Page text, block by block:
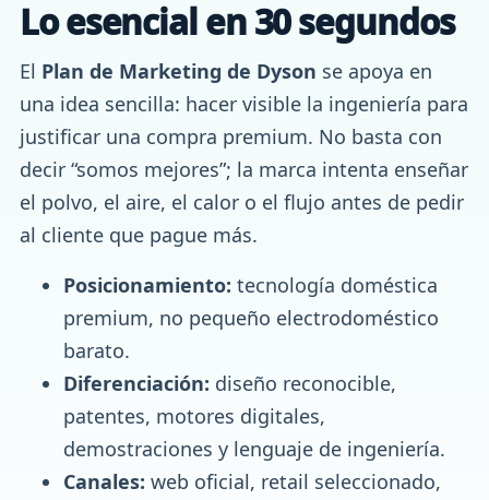
Lo esencial en 30 segundos
El Plan de Marketing de Dyson se apoya en
una idea sencilla: hacer visible la ingeniería para
justificar una compra premium. No basta con
decir “somos mejores”; la marca intenta enseñar
el polvo, el aire, el calor o el flujo antes de pedir
al cliente que pague más.
Posicionamiento: tecnología doméstica
premium, no pequeño electrodoméstico
barato.
Diferenciación: diseño reconocible,
patentes, motores digitales,
demostraciones y lenguaje de ingeniería.
Canales: web oficial, retail seleccionado,